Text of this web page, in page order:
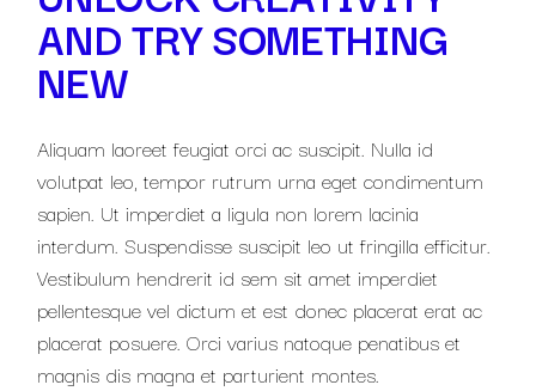
AND TRY SOMETHING
NEW
Aliquam laoreet feugiat orci ac suscipit. Nulla id
volutpat leo, tempor rutrum urna eget condimentum
sapien. Ut imperdiet a ligula non lorem lacinia
interdum. Suspendisse suscipit leo ut fringilla efficitur.
Vestibulum hendrerit id sem sit amet imperdiet
pellentesque vel dictum et est donec placerat erat ac
placerat posuere. Orci varius natoque penatibus et
magnis dis magna et parturient montes.